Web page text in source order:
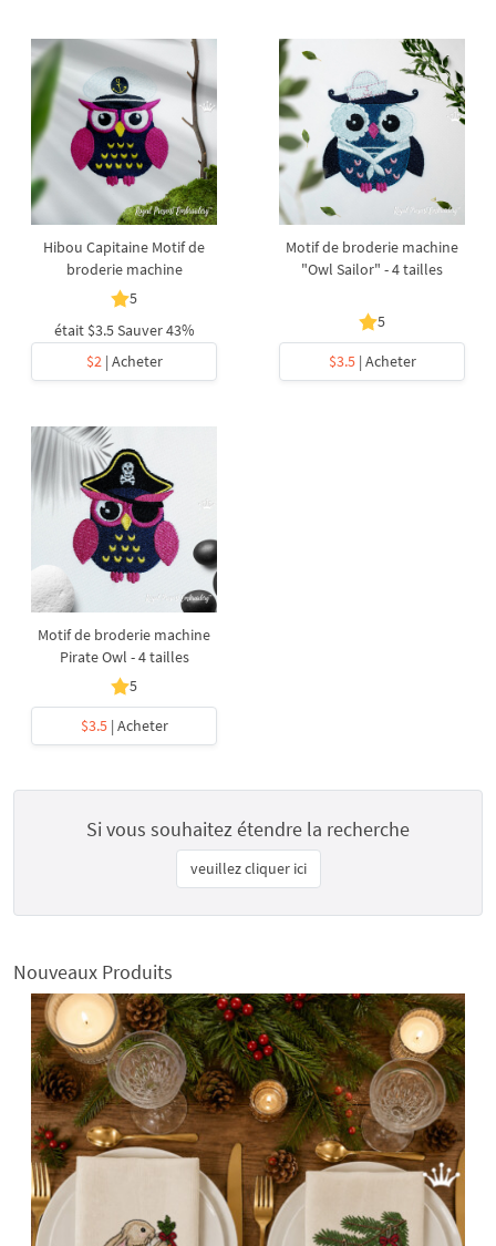
Hibou Capitaine Motif de
broderie machine
5
était $3.5Sauver 43%
$2| Acheter
Motif de broderie machine
"Owl Sailor" - 4 tailles
5
$3.5| Acheter
Motif de broderie machine
Pirate Owl - 4 tailles
5
$3.5| Acheter
Si vous souhaitez étendre la recherche
veuillez cliquer ici
Nouveaux Produits